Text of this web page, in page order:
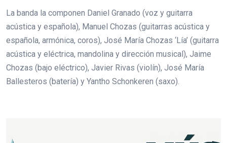
La banda la componen Daniel Granado (voz y guitarra
acústica y española), Manuel Chozas (guitarras acústica y
española, armónica, coros), José María Chozas ‘Lía’ (guitarra
acústica y eléctrica, mandolina y dirección musical), Jaime
Chozas (bajo eléctrico), Javier Rivas (violín), José María
Ballesteros (batería) y Yantho Schonkeren (saxo).